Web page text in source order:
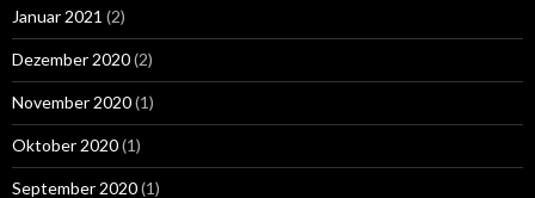
Januar 2021 (2)
Dezember 2020(2)
November 2020(1)
Oktober 2020(1)
September 2020(1)